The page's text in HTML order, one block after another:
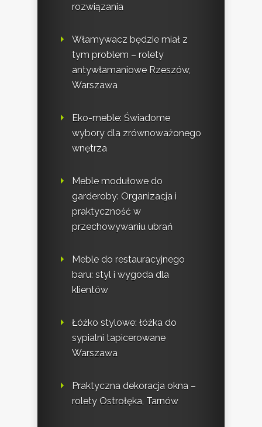
rozwiązania
Włamywacz będzie miał z
tym problem – rolety
antywłamaniowe Rzeszów,
Warszawa
Eko-meble: Świadome
wybory dla zrównoważonego
wnętrza
Meble modułowe do
garderoby: Organizacja i
praktyczność w
przechowywaniu ubrań
Meble do restauracyjnego
baru: styl i wygoda dla
klientów
Łóżko stylowe: łóżka do
sypialni tapicerowane
Warszawa
Praktyczna dekoracja okna –
rolety Ostrołęka, Tarnów